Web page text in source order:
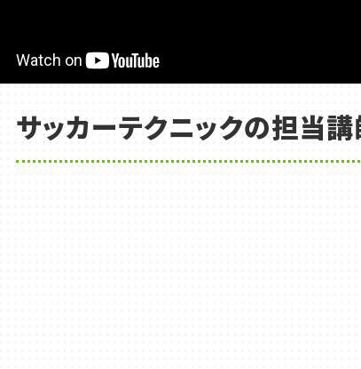
サッカーテクニックの担当講